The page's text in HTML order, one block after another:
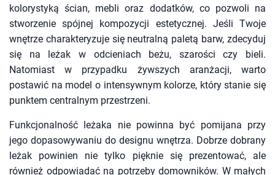
kolorystyką ścian, mebli oraz dodatków, co pozwoli na
stworzenie spójnej kompozycji estetycznej. Jeśli Twoje
wnętrze charakteryzuje się neutralną paletą barw, zdecyduj
się na leżak w odcieniach beżu, szarości czy bieli.
Natomiast w przypadku żywszych aranżacji, warto
postawić na model o intensywnym kolorze, który stanie się
punktem centralnym przestrzeni.
Funkcjonalność leżaka nie powinna być pomijana przy
jego dopasowywaniu do designu wnętrza. Dobrze dobrany
leżak powinien nie tylko pięknie się prezentować, ale
również odpowiadać na potrzeby domowników. W małych